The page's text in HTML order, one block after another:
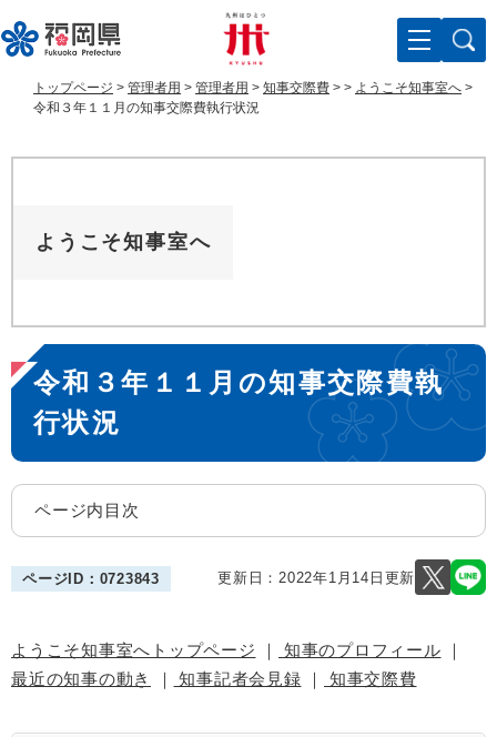
ー
ジ
ニ
ュ
トップページ > 管理者用 > 管理者用 > 知事交際費 > > ようこそ知事室へ >
令和３年１１月の知事交際費執行状況
ようこそ知事室へ
本
文
令和３年１１月の知事交際費執
行状況
ページ内目次
ページID：0723843 更新日：2022年1月14日更新
ようこそ知事室へトップページ ｜ 知事のプロフィール ｜
最近の知事の動き
｜ 知事記者会見録 ｜ 知事交際費